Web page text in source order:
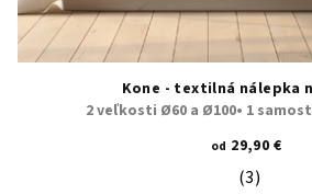
Kone - textilná nálepka
2 veľkosti Ø60 a Ø100• 1
od 29,90 €
(3)